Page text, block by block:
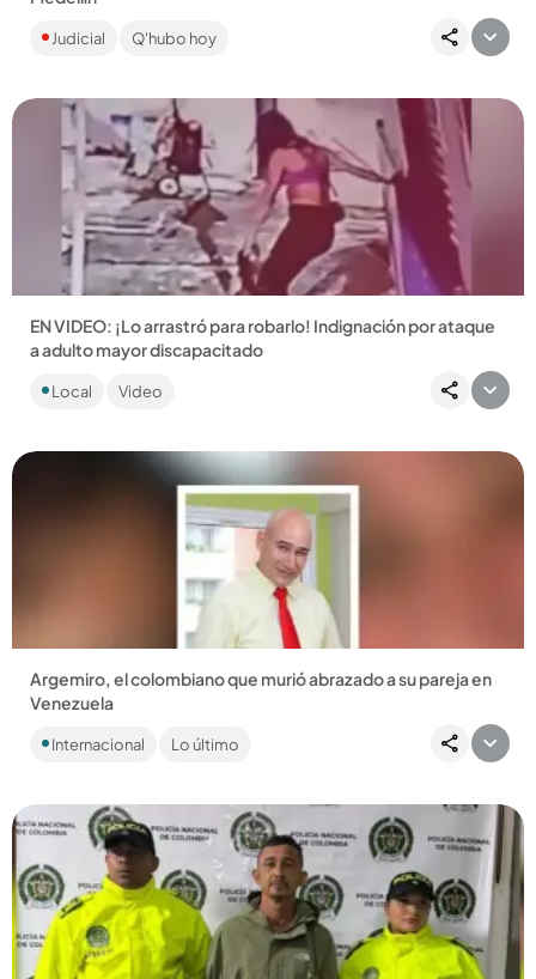
El hombre fue ubicado por la Policía en una finca del Valle del
Cauca. Los hechos investigados ocurrieron en octubre del...
Judicial Q'hubo hoy
Compartir Noticia
EN VIDEO: ¡Lo arrastró para robarlo! Indignación por ataque
a adulto mayor discapacitado
hombre. Lo que más ha causado rechazo es que varias
Local Video
Compartir Noticia
Argemiro, el colombiano que murió abrazado a su pareja en
Venezuela
escombros por algunos allegados. ...
Internacional Lo último
Compartir Noticia